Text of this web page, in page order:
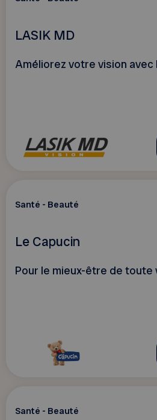
LASIK MD
Améliorez votre vision avec
Santé - Beauté
Le Capucin
Pour le mieux-être de toute
Santé - Beauté